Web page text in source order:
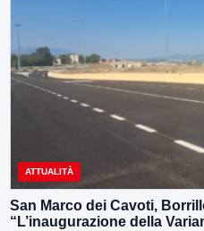
ATTUALITÀ
San Marco dei Cavoti,
“L’inaugurazione della